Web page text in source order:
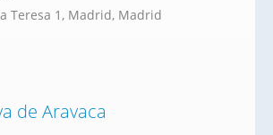
Teresa 1, Madrid, Madrid
de Aravaca